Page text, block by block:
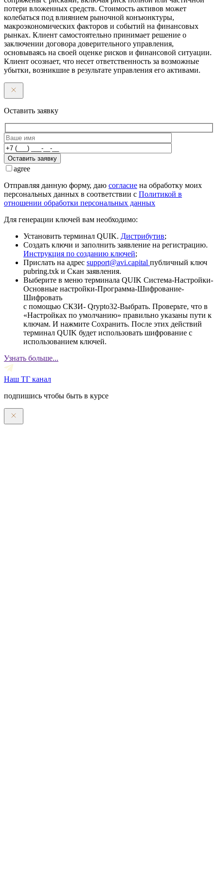
потери вложенных средств. Стоимость активов может
колебаться под влиянием рыночной конъюнктуры,
макроэкономических факторов и событий на финансовых
рынках. Клиент самостоятельно принимает решение о
заключении договора доверительного управления,
основываясь на своей оценке рисков и финансовой ситуации.
Клиент осознает, что несет ответственность за возможные
убытки, возникшие в результате управления его активами.
Оставить заявку
Оставить заявку
agree
Отправляя данную форму, даю согласие на обработку моих
персональных данных в соответствии с Политикой в
отношении обработки персональных данных
Для генерации ключей вам необходимо:
Установить терминал QUIK. Дистрибутив;
Создать ключи и заполнить заявление на регистрацию.
Инструкция по созданию ключей;
Прислать на адрес support@avi.capital публичный ключ
pubring.txk и Скан заявления.
Выберите в меню терминала QUIK Система-Настройки-
Основные настройки-Программа-Шифрование-
Шифровать
с помощью СКЗИ- Qrypto32-Выбрать. Проверьте, что в
«Настройках по умолчанию» правильно указаны пути к
ключам. И нажмите Сохранить. После этих действий
терминал QUIK будет использовать шифрование с
использованием ключей.
Узнать больше...
Наш ТГ канал
подпишись чтобы быть в курсе